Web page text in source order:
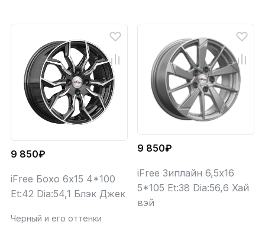
9 850₽
iFree Бохо 6x15 4*100
Et:42 Dia:54,1 Блэк Джек
Черный и его оттенки
9 850₽
iFree Зиплайн 6,5x16
5*105 Et:38 Dia:56,6 Хай
вэй